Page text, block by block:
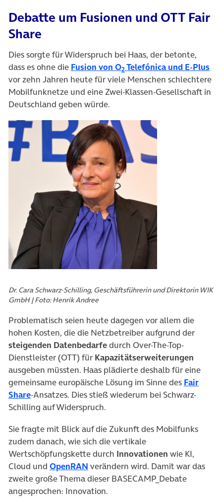
Debatte um Fusionen und OTT Fair
Share
Dies sorgte für Widerspruch bei Haas, der betonte,
dass es ohne die Fusion von O2Telefónica und E-Plus
vor zehn Jahren heute für viele Menschen schlechtere
Mobilfunknetze und eine Zwei-Klassen-Gesellschaft in
Deutschland geben würde.
Dr. Cara Schwarz-Schilling, Geschäftsführerin und Direktorin WIK
GmbH | Foto: Henrik Andree
Problematisch seien heute dagegen vor allem die
hohen Kosten, die die Netzbetreiber aufgrund der
steigenden Datenbedarfedurch Over-The-Top-
Dienstleister (OTT) für Kapazitätserweiterungen
ausgeben müssten. Haas plädierte deshalb für eine
gemeinsame europäische Lösung im Sinne des Fair
Share(öffnet in neuem Tab)
-Ansatzes. Dies stieß wiederum bei Schwarz-
Schilling auf Widerspruch.
Sie fragte mit Blick auf die Zukunft des Mobilfunks
zudem danach, wie sich die vertikale
Wertschöpfungskette durch Innovationen wie KI,
Cloud und OpenRAN (öffnet in neuem Tab)
verändern wird. Damit war das
zweite große Thema dieser BASECAMP_Debate
angesprochen: Innovation.